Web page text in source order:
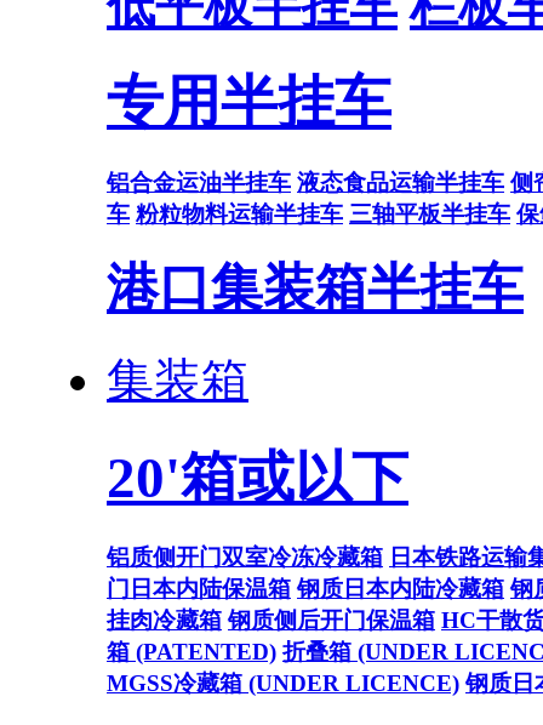
专用半挂车
铝合金运油半挂车 液态食品运输半挂车 侧
车 粉粒物料运输半挂车 三轴平板半挂车
港口集装箱半挂车
集装箱
20'箱或以下
铝质侧开门双室冷冻冷藏箱 日本铁路运输
门日本内陆保温箱 钢质日本内陆冷藏箱 钢
挂肉冷藏箱 钢质侧后开门保温箱 HC干散
箱 (PATENTED) 折叠箱 (UNDER
MGSS冷藏箱 (UNDER LICENCE) 钢质日